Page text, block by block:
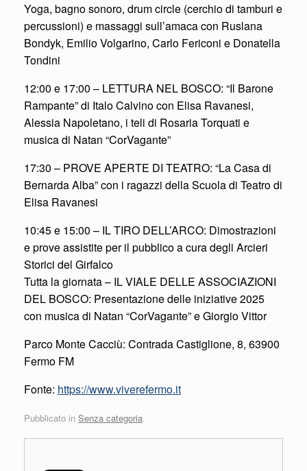
Yoga, bagno sonoro, drum circle (cerchio di tamburi e
percussioni) e massaggi sull’amaca con Ruslana
Bondyk, Emilio Volgarino, Carlo Fericoni e Donatella
Tondini
12:00 e 17:00 – LETTURA NEL BOSCO: “Il Barone
Rampante” di Italo Calvino con Elisa Ravanesi,
Alessia Napoletano, i teli di Rosaria Torquati e
musica di Natan “CorVagante”
17:30 – PROVE APERTE DI TEATRO: “La Casa di
Bernarda Alba” con i ragazzi della Scuola di Teatro di
Elisa Ravanesi
10:45 e 15:00 – IL TIRO DELL’ARCO: Dimostrazioni
e prove assistite per il pubblico a cura degli Arcieri
Storici del Girfalco
Tutta la giornata – IL VIALE DELLE ASSOCIAZIONI
DEL BOSCO: Presentazione delle iniziative 2025
con musica di Natan “CorVagante” e Giorgio Vittor
Parco Monte Cacciù: Contrada Castiglione, 8, 63900
Fermo FM
Fonte: https://www.viverefermo.it
Pubblicato in Senza categoria.